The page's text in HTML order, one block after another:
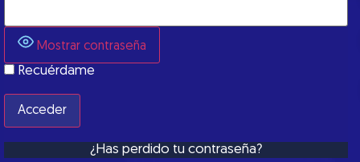
Mostrar contraseña
Recuérdame
¿Has perdido tu contraseña?